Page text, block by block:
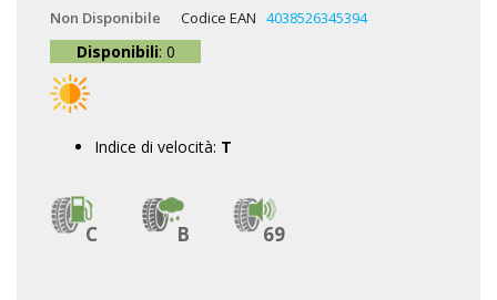
Non Disponibile Codice EAN 4038526345394
Disponibili: 0
Indice di velocità: T
C B 69